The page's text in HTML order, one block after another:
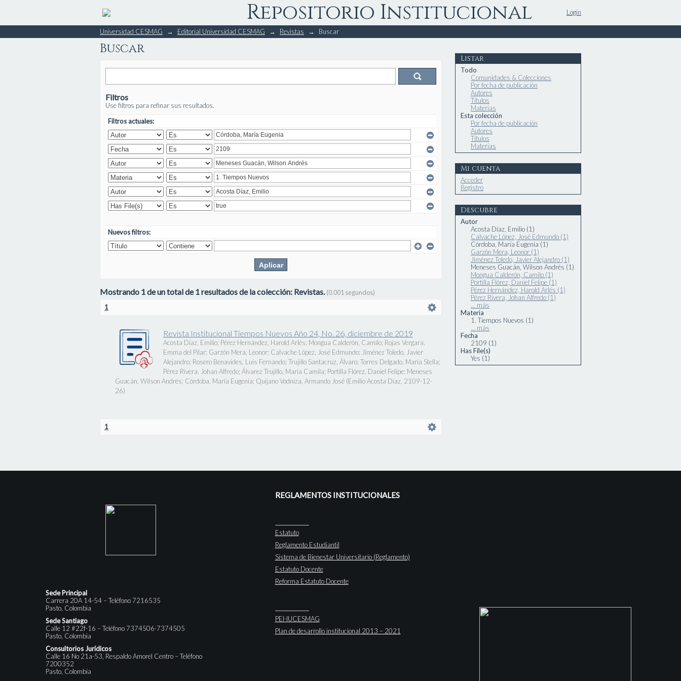
Repositorio Institucional
Buscar
Login
Universidad CESMAG → Editorial Universidad CESMAG → Revistas → Buscar
Buscar
Filtros
Use filtros para refinar sus resultados.
Filtros actuales:
Nuevos filtros:
Mostrando 1 de un total de 1 resultados de la colección: Revistas.(0.001 segundos)
1
Revista Institucional Tiempos Nuevos Año 24, No. 26, diciembre de 2019
Acosta Díaz, Emilio; Pérez Hernández, Harold Arlés; Mongua Calderón, Camilo; Rojas Vergara,
Emma del Pilar; Garzón Mera, Leonor; Calvache López, José Edmundo; Jiménez Toledo, Javier
Alejandro; Rosero Benavides, Luis Fernando; Trujillo Santacruz, Álvaro; Torres Delgado, María Stella;
Pérez Rivera, Johan Alfredo; Álvarez Trujillo, María Camila; Portilla Flórez, Daniel Felipe; Meneses
Guacán, Wilson Andrés; Córdoba, María Eugenia; Quijano Vodniza, Armando José (Emilio Acosta Díaz 2109-12-
26)
1
Listar
Todo
Comunidades & Colecciones
Por fecha de publicación
Autores
Títulos
Materias
Esta colección
Por fecha de publicación
Autores
Títulos
Materias
Mi cuenta
Acceder
Registro
Descubre
Autor
Acosta Díaz, Emilio (1)
Calvache López, José Edmundo (1)
Córdoba, María Eugenia (1)
Garzón Mera, Leonor (1)
Jiménez Toledo, Javier Alejandro (1)
Meneses Guacán, Wilson Andrés (1)
Mongua Calderón, Camilo (1)
Portilla Flórez, Daniel Felipe (1)
Pérez Hernández, Harold Arlés (1)
Pérez Rivera, Johan Alfredo (1)
... más
Materia
1. Tiempos Nuevos (1)
... más
Fecha
2109 (1)
Has File(s)
Yes (1)
Sede Principal
Carrera 20A 14-54 – Teléfono 7216535
Pasto, Colombia
Sede Santiago
Calle 12 #22f-16 – Teléfono 7374506-7374505
Pasto, Colombia
Consultorios Jurídicos
Calle 16 No 21a-53, Respaldo Amorel Centro – Teléfono
7200352
Pasto, Colombia
REGLAMENTOS INSTITUCIONALES
Estatuto
Reglamento Estudiantil
Sistema de Bienestar Universitario (Reglamento)
Estatuto Docente
Reforma Estatuto Docente
PEI-IUCESMAG
Plan de desarrollo institucional 2013 – 2021